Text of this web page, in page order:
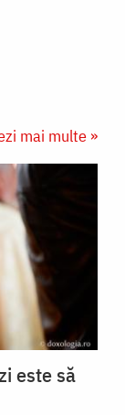
mai multe »
este să